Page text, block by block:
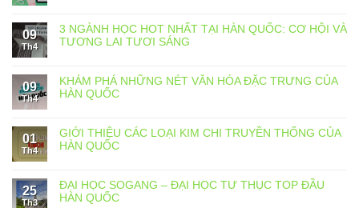
09
Th4
3 NGÀNH HỌC HOT NHẤT TẠI HÀN QUỐC: CƠ HỘI VÀ
TƯƠNG LAI TƯƠI SÁNG
09
Th4
KHÁM PHÁ NHỮNG NÉT VĂN HÓA ĐẶC TRƯNG CỦA
HÀN QUỐC
01
Th4
GIỚI THIỆU CÁC LOẠI KIM CHI TRUYỀN THỐNG CỦA
HÀN QUỐC
25
Th3
ĐẠI HỌC SOGANG – ĐẠI HỌC TƯ THỤC TOP ĐẦU
HÀN QUỐC